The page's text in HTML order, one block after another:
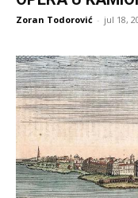
Zoran Todorović - jul 18,